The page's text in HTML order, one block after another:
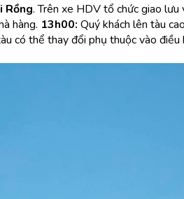
Rồng. Trên xe HDV tổ chức giao lưu
hàng. 13h00: Quý khách lên tàu
có thể thay đổi phụ thuộc vào